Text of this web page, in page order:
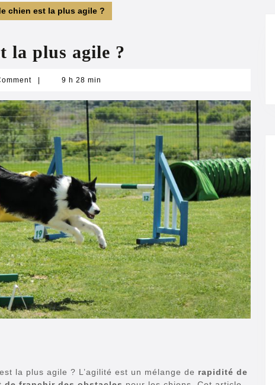
chien est la plus agile ?
la plus agile ?
9 h 28 min
la plus agile ? L’agilité est un mélange de rapidité de